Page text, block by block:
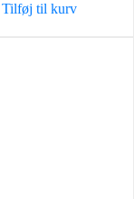
349,00 kr..
Tilføj til kurv